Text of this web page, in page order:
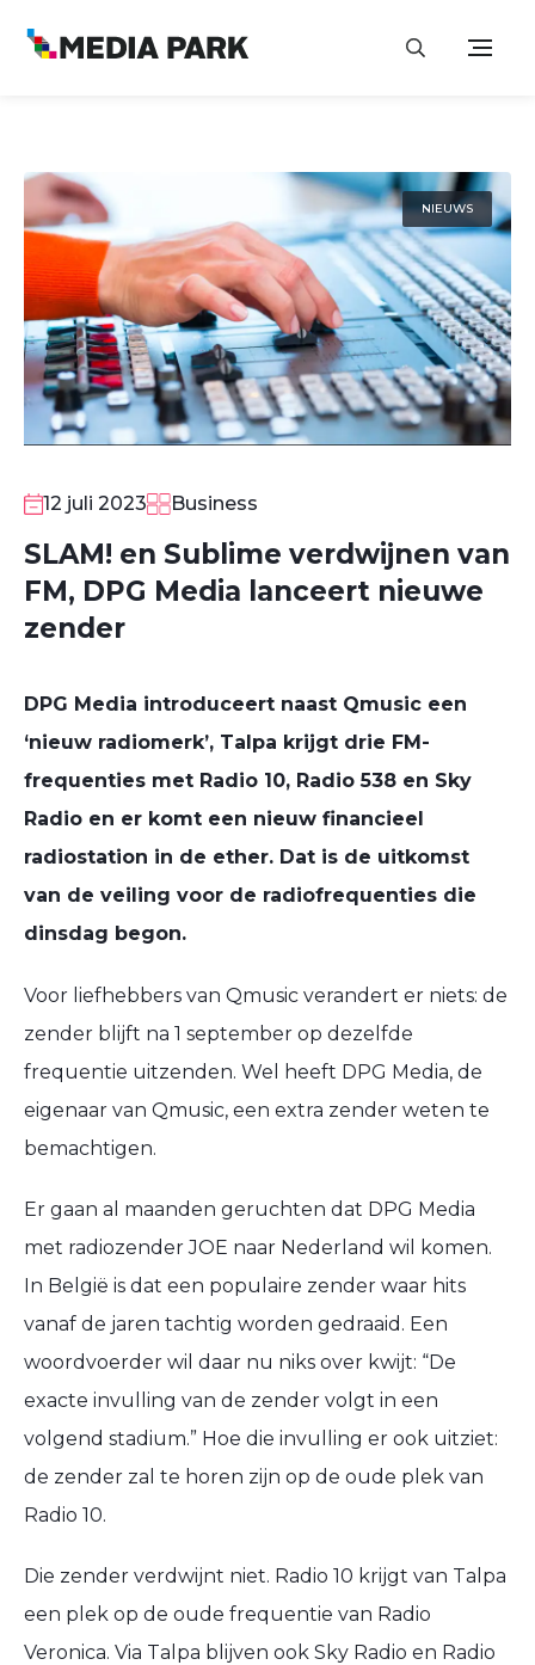
NIEUWS
12 juli 2023 Business
SLAM! en Sublime verdwijnen van
FM, DPG Media lanceert nieuwe
zender
DPG Media introduceert naast Qmusic een
‘nieuw radiomerk’, Talpa krijgt drie FM-
frequenties met Radio 10, Radio 538 en Sky
Radio en er komt een nieuw financieel
radiostation in de ether. Dat is de uitkomst
van de veiling voor de radiofrequenties die
dinsdag begon.
Voor liefhebbers van Qmusic verandert er niets: de
zender blijft na 1 september op dezelfde
frequentie uitzenden. Wel heeft DPG Media, de
eigenaar van Qmusic, een extra zender weten te
bemachtigen.
Er gaan al maanden geruchten dat DPG Media
met radiozender JOE naar Nederland wil komen.
In België is dat een populaire zender waar hits
vanaf de jaren tachtig worden gedraaid. Een
woordvoerder wil daar nu niks over kwijt: “De
exacte invulling van de zender volgt in een
volgend stadium.” Hoe die invulling er ook uitziet:
de zender zal te horen zijn op de oude plek van
Radio 10.
Die zender verdwijnt niet. Radio 10 krijgt van Talpa
een plek op de oude frequentie van Radio
Veronica. Via Talpa blijven ook Sky Radio en Radio